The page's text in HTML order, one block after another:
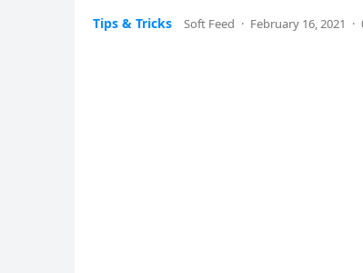
Tips & Tricks Soft Feed · February 16, 2021 ·